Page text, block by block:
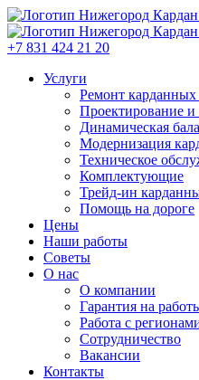
+7 831 424 21 20
Услуги
Ремонт карданных
Проектирование и
Динамическая
Модернизация
Техническое
Комплектующие
Трейд-ин
Помощь на дороге
Цены
Наши работы
Советы
О нас
О компании
Гарантия на
Работа с
Сотрудничество
Вакансии
Контакты